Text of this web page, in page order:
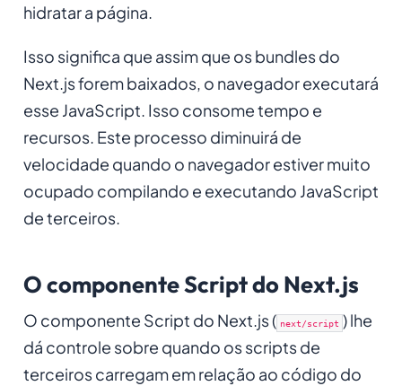
hidratar a página.
Isso significa que assim que os bundles do
Next.js forem baixados, o navegador executará
esse JavaScript. Isso consome tempo e
recursos. Este processo diminuirá de
velocidade quando o navegador estiver muito
ocupado compilando e executando JavaScript
de terceiros.
O componente Script do Next.js
O componente Script do Next.js ( next/script ) lhe
dá controle sobre quando os scripts de
terceiros carregam em relação ao código do